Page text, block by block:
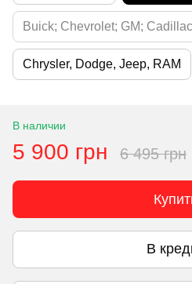
Buick; Chevrolet; GM; Cadillac
Chrysler, Dodge, Jeep, RAM
В наличии
5 900 грн 6 495 грн
В